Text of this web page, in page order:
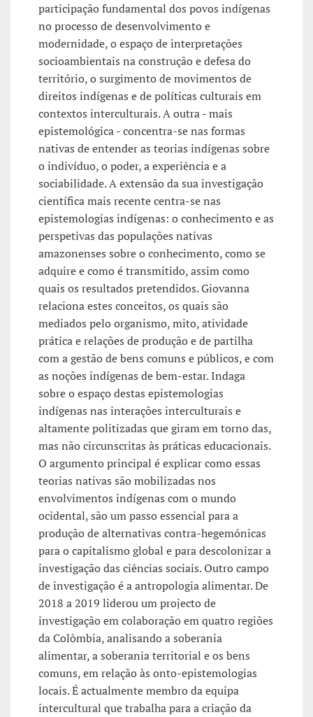
participação fundamental dos povos indígenas
no processo de desenvolvimento e
modernidade, o espaço de interpretações
socioambientais na construção e defesa do
território, o surgimento de movimentos de
direitos indígenas e de políticas culturais em
contextos interculturais. A outra - mais
epistemológica - concentra-se nas formas
nativas de entender as teorias indígenas sobre
o indivíduo, o poder, a experiência e a
sociabilidade. A extensão da sua investigação
científica mais recente centra-se nas
epistemologias indígenas: o conhecimento e as
perspetivas das populações nativas
amazonenses sobre o conhecimento, como se
adquire e como é transmitido, assim como
quais os resultados pretendidos. Giovanna
relaciona estes conceitos, os quais são
mediados pelo organismo, mito, atividade
prática e relações de produção e de partilha
com a gestão de bens comuns e públicos, e com
as noções indígenas de bem-estar. Indaga
sobre o espaço destas epistemologias
indígenas nas interações interculturais e
altamente politizadas que giram em torno das,
mas não circunscritas às práticas educacionais.
O argumento principal é explicar como essas
teorias nativas são mobilizadas nos
envolvimentos indígenas com o mundo
ocidental, são um passo essencial para a
produção de alternativas contra-hegemónicas
para o capitalismo global e para descolonizar a
investigação das ciências sociais. Outro campo
de investigação é a antropologia alimentar. De
2018 a 2019 liderou um projecto de
investigação em colaboração em quatro regiões
da Colômbia, analisando a soberania
alimentar, a soberania territorial e os bens
comuns, em relação às onto-epistemologias
locais. É actualmente membro da equipa
intercultural que trabalha para a criação da